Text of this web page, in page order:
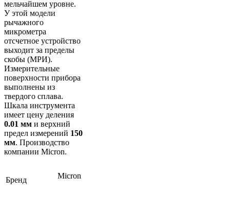
мельчайшем уровне.
У этой модели
рычажного
микрометра
отсчетное устройство
выходит за пределы
скобы (МРИ).
Измерительные
поверхности прибора
выполнены из
твердого сплава.
Шкала инструмента
имеет цену деления
0.01 мм и верхний
предел измерений 150
мм. Производство
компании Micron.
Бренд Micron